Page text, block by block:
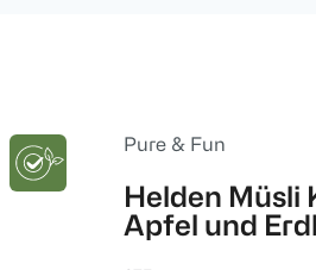
Pure & Fun
Helden Müsli
Apfel und